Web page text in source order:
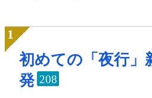
初めての「夜行」
発 208